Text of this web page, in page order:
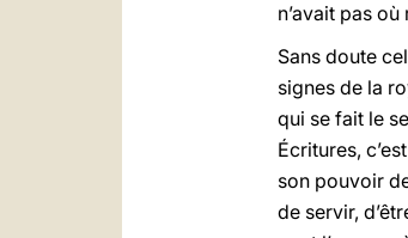
n’avait pas
Sans doute
signes de la
qui se fait le
Écritures,
son pouvoir
de servir,